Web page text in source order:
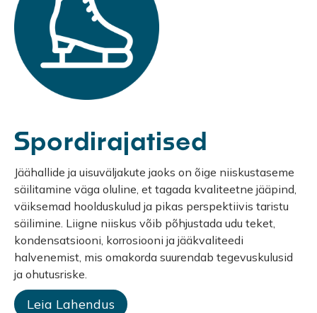
Spordirajatised
Jäähallide ja uisuväljakute jaoks on õige niiskustaseme
säilitamine väga oluline, et tagada kvaliteetne jääpind,
väiksemad hoolduskulud ja pikas perspektiivis taristu
säilimine. Liigne niiskus võib põhjustada udu teket,
kondensatsiooni, korrosiooni ja jääkvaliteedi
halvenemist, mis omakorda suurendab tegevuskulusid
ja ohutusriske.
Leia Lahendus